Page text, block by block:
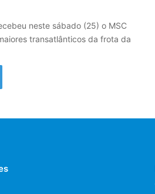
neste sábado (25) o MSC
transatlânticos da frota da